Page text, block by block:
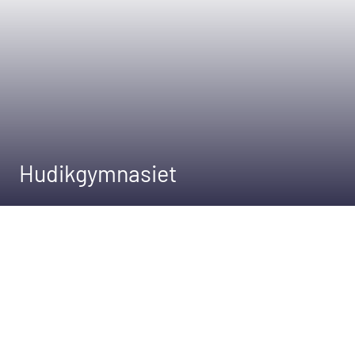
Hudikgymnasiet